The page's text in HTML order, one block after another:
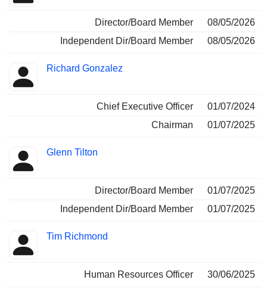
Director/Board Member
08/05/2026
Independent Dir/Board Member
08/05/2026
Richard Gonzalez
Chief Executive Officer
01/07/2024
Chairman
01/07/2025
Glenn Tilton
Director/Board Member
01/07/2025
Independent Dir/Board Member
01/07/2025
Tim Richmond
Human Resources Officer 30/06/2025